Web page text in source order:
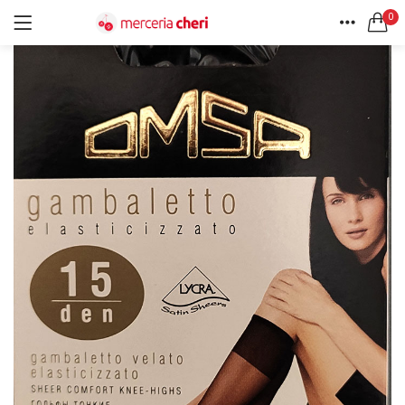
0
ACCEDI REGISTRATI
Ricordami
Password dimenticata?
Tutte le categorie
Accessori Design (56)
Accessori merceria (94)
Cesti portalavoro (8)
Aghi e spilli (24)
Applicazioni (26)
Borse (6)
Bottoni Vintage (204)
Lotti di Bottoni vintage (27)
Bottoni/alamari/automatici (46)
Alamari (5)
Calze collant donna (24)
Cappelli (16)